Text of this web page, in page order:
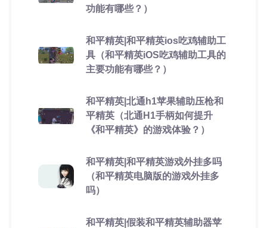
功能有哪些？）
和平精英|和平精英ios吃鸡辅助工
具（和平精英iOS吃鸡辅助工具的
主要功能有哪些？）
和平精英|北通h1苹果辅助压枪和
平精英（北通H1手柄如何提升
《和平精英》的游戏体验？）
和平精英|和平精英游戏外挂多吗
（和平精英电脑版的游戏外挂多
吗）
和平精英|假装和平精英辅助器苹